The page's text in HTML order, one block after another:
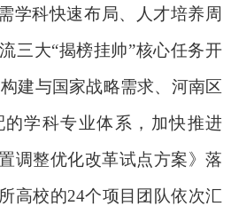
学科快速布局、人才培养周
三大“揭榜挂帅”核心任务开
建与国家战略需求、河南区
学科专业体系，加快推进
调整优化改革试点方案》落
高校的24个项目团队依次汇